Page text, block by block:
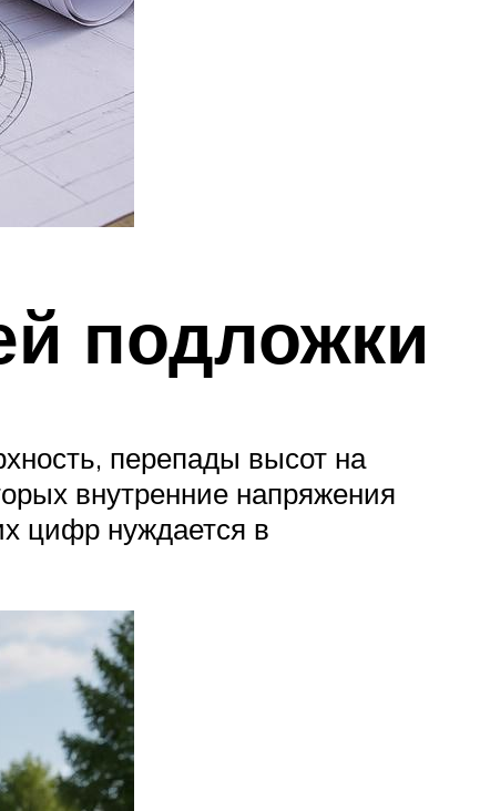
подложки
перепады высот на
внутренние напряжения
цифр нуждается в